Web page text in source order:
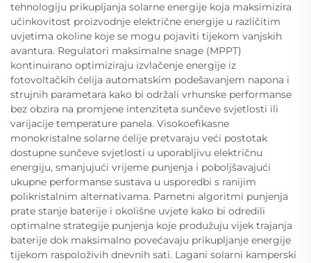
tehnologiju prikupljanja solarne energije koja maksimizira
učinkovitost proizvodnje električne energije u različitim
uvjetima okoline koje se mogu pojaviti tijekom vanjskih
avantura. Regulatori maksimalne snage (MPPT)
kontinuirano optimiziraju izvlačenje energije iz
fotovoltačkih ćelija automatskim podešavanjem napona i
strujnih parametara kako bi održali vrhunske performanse
bez obzira na promjene intenziteta sunčeve svjetlosti ili
varijacije temperature panela. Visokoefikasne
monokristalne solarne ćelije pretvaraju veći postotak
dostupne sunčeve svjetlosti u uporabljivu električnu
energiju, smanjujući vrijeme punjenja i poboljšavajući
ukupne performanse sustava u usporedbi s ranijim
polikristalnim alternativama. Pametni algoritmi punjenja
prate stanje baterije i okolišne uvjete kako bi odredili
optimalne strategije punjenja koje produžuju vijek trajanja
baterije dok maksimalno povećavaju prikupljanje energije
tijekom raspoloživih dnevnih sati. Lagani solarni kamperski